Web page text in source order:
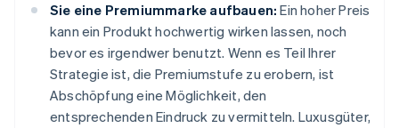
Sie eine Premiummarke aufbauen: Ein hoher Preis
kann ein Produkt hochwertig wirken lassen, noch
bevor es irgendwer benutzt. Wenn es Teil Ihrer
Strategie ist, die Premiumstufe zu erobern, ist
Abschöpfung eine Möglichkeit, den
entsprechenden Eindruck zu vermitteln. Luxusgüter,